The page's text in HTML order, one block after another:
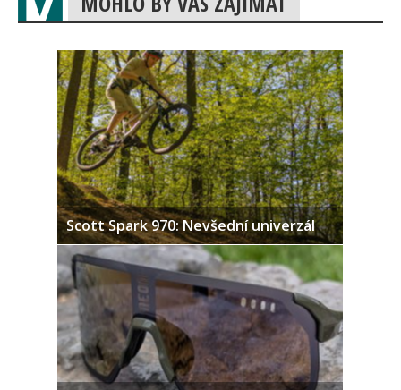
Scott Spark 970: Nevšední univerzál